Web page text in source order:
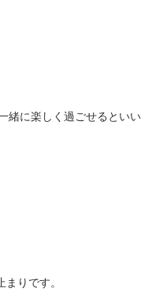
緒に楽しく過ごせるといい
りです。